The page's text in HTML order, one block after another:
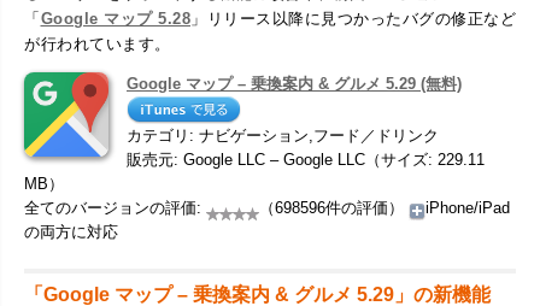
「Google マップ 5.28 」リリース以降に見つかったバグの修正など
が行われています。
Google マップ – 乗換案内 & グルメ 5.29 (無料)
カテゴリ: ナビゲーション,フード／ドリンク
販売元: Google LLC – Google LLC（サイズ: 229.11
MB）
全てのバージョンの評価:
（698596件の評価）
iPhone/iPad
の両方に対応
「Google マップ – 乗換案内 & グルメ 5.29」の新機能